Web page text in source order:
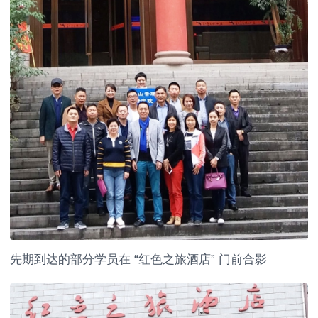
先期到达的部分学员在 “红色之旅酒店” 门前合影